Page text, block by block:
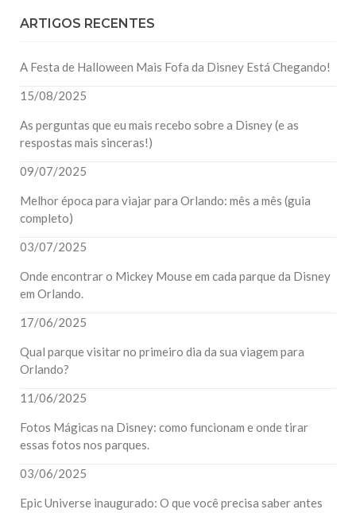
ARTIGOS RECENTES
A Festa de Halloween Mais Fofa da Disney Está Chegando!
15/08/2025
As perguntas que eu mais recebo sobre a Disney (e as
respostas mais sinceras!)
09/07/2025
Melhor época para viajar para Orlando: mês a mês (guia
completo)
03/07/2025
Onde encontrar o Mickey Mouse em cada parque da Disney
em Orlando.
17/06/2025
Qual parque visitar no primeiro dia da sua viagem para
Orlando?
11/06/2025
Fotos Mágicas na Disney: como funcionam e onde tirar
essas fotos nos parques.
03/06/2025
Epic Universe inaugurado: O que você precisa saber antes